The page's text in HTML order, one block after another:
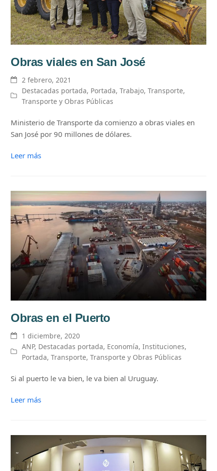
Obras viales en San José
2 febrero, 2021
Destacadas portada, Portada,Trabajo,Transporte,
Transporte y Obras Públicas
Ministerio de Transporte da comienzo a obras viales en
San José por 90 millones de dólares.
Leer más
Obras en el Puerto
1 diciembre, 2020
ANP, Destacadas portada, Economía,Instituciones,
Portada,Transporte,Transporte y Obras Públicas
Si al puerto le va bien, le va bien al Uruguay.
Leer más